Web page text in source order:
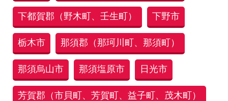
下都賀郡（野木町、壬生町） 下野市
栃木市 那須郡（那珂川町、那須町）
那須烏山市 那須塩原市 日光市
芳賀郡（市貝町、芳賀町、益子町、茂木町）